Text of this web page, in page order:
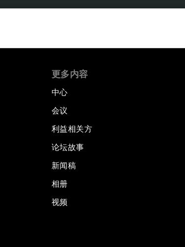
更多内容
中心
会议
利益相关方
论坛故事
新闻稿
相册
视频